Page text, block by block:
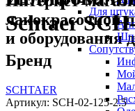
лакокрасочной
и оборудования
Для
Schtaer
Бренд
SCHTAER
Артикул: SCH-02-125-2.5